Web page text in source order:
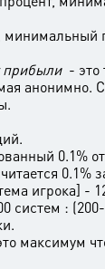
минимальный
прибыли- это
анонимно.
0.1%
0.1%
игрока] -
систем :
максимум